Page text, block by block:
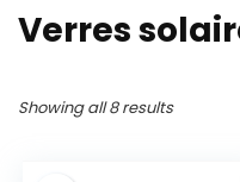
Verres
Showing all 8 results